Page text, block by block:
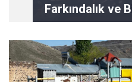
Farkındalık ve